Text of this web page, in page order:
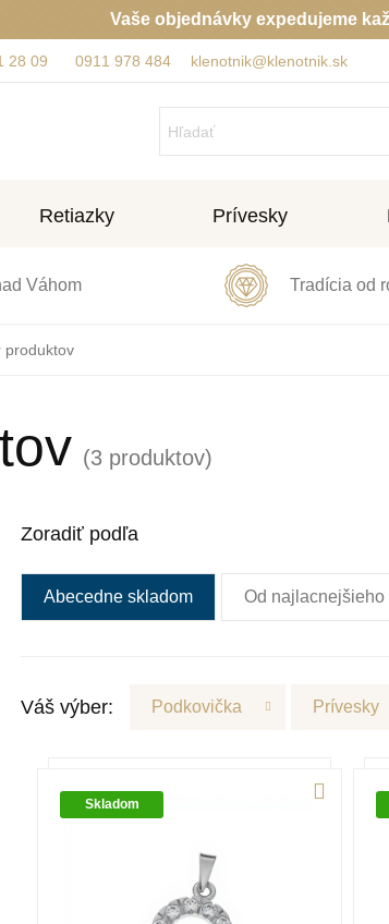
Vaše objednávky expedujeme
28 09 0911 978 484 klenotnik@klenotnik.sk
Retiazky Prívesky
Váhom Tradícia od
produktov
(3 produktov)
Zoradiť podľa
Abecedne skladom Od najlacnejšieho
Váš výber: Podkovička Prívesky
Skladom